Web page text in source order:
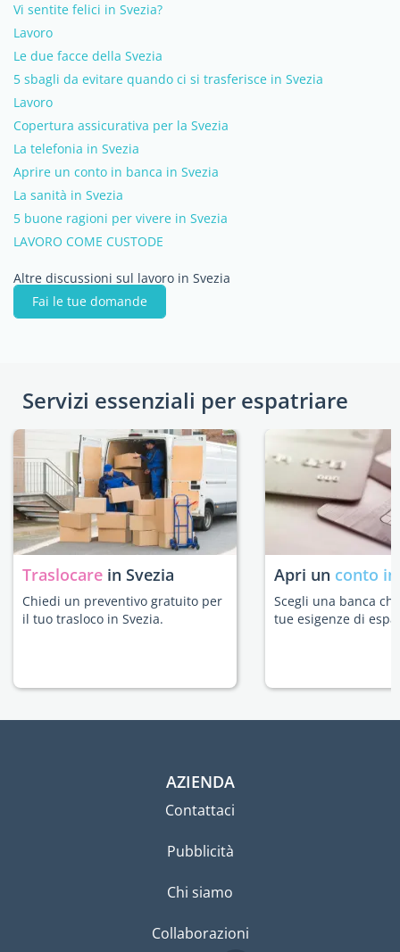
Vi sentite felici in Svezia?
Lavoro
Le due facce della Svezia
5 sbagli da evitare quando ci si trasferisce in Svezia
Lavoro
Copertura assicurativa per la Svezia
La telefonia in Svezia
Aprire un conto in banca in Svezia
La sanità in Svezia
5 buone ragioni per vivere in Svezia
LAVORO COME CUSTODE
Altre discussioni sul lavoro in Svezia
Fai le tue domande
Servizi essenziali per espatriare
Traslocare in Svezia
Chiedi un preventivo gratuito per
il tuo trasloco in Svezia.
Apri un conto
Scegli una banca
tue esigenze di
AZIENDA
Contattaci
Pubblicità
Chi siamo
Collaborazioni